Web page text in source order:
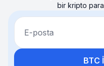
bir kripto
E-posta
BTC